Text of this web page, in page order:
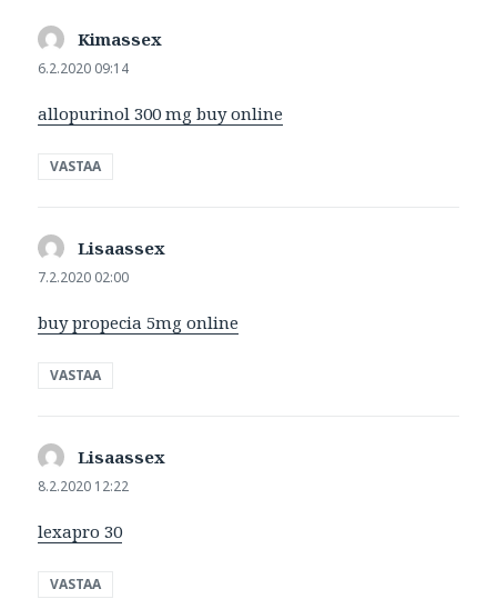
Kimassex
6.2.2020 09:14
allopurinol 300 mg buy online
VASTAA
Lisaassex
7.2.2020 02:00
buy propecia 5mg online
VASTAA
Lisaassex
8.2.2020 12:22
lexapro 30
VASTAA